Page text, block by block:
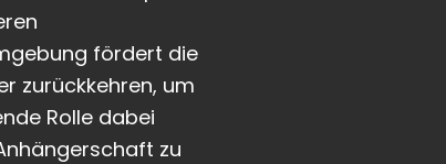
fördert die
zurückkehren, um
Rolle dabei
zu